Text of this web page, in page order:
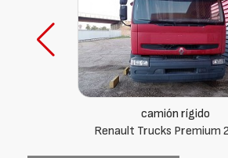
camión rígido
Renault Trucks Premium